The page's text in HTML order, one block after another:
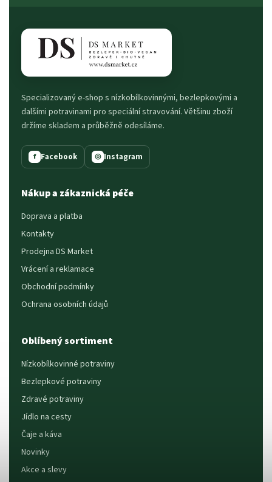
Specializovaný e-shop s nízkobílkovinnými, bezlepkovými a
dalšími potravinami pro speciální stravování. Většinu zboží
držíme skladem a průběžně odesíláme.
f Facebook ◎ Instagram
Nákup a zákaznická péče
Doprava a platba
Kontakty
Prodejna DS Market
Vrácení a reklamace
Obchodní podmínky
Ochrana osobních údajů
Oblíbený sortiment
Nízkobílkovinné potraviny
Bezlepkové potraviny
Zdravé potraviny
Jídlo na cesty
Čaje a káva
Novinky
Akce a slevy